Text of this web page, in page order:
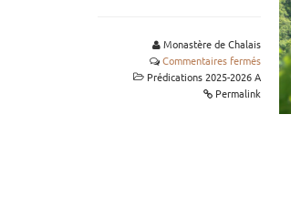
Monastère de Chalais
Commentaires fermés
Prédications 2025-2026 A
Permalink